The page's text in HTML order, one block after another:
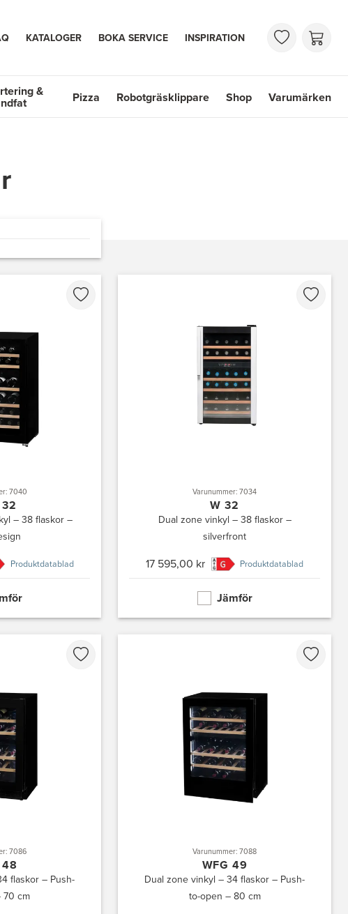
KATALOGER BOKA SERVICE INSPIRATION
& Pizza Robotgräsklippare Shop Varumärken
7040
– 38 flaskor –
Produktdatablad
Varunummer: 7034
W 32
Dual zone vinkyl – 38 flaskor –
silverfront
17 595,00 kr Produktdatablad
Jämför
7086
48
flaskor – Push-
70 cm
Varunummer: 7088
WFG 49
Dual zone vinkyl – 34 flaskor – Push-
to-open – 80 cm